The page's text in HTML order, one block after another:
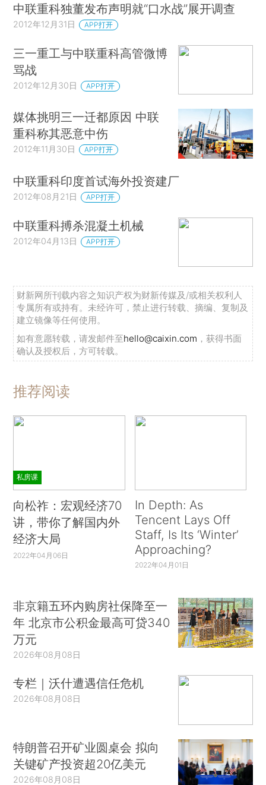
中联重科独董发布声明就“口水战”展开调查
2012年12月31日 APP打开
三一重工与中联重科高管微博
骂战
2012年12月30日 APP打开
媒体挑明三一迁都原因 中联
重科称其恶意中伤
2012年11月30日 APP打开
中联重科印度首试海外投资建厂
2012年08月21日 APP打开
中联重科搏杀混凝土机械
2012年04月13日 APP打开
财新网所刊载内容之知识产权为财新传媒及/或相关权利人
专属所有或持有。未经许可，禁止进行转载、摘编、复制及
建立镜像等任何使用。
如有意愿转载，请发邮件至hello@caixin.com ，获得书面
确认及授权后，方可转载。
推荐阅读
私房课
向松祚：宏观经济70
讲，带你了解国内外
经济大局
2022年04月06日
In Depth: As
Tencent Lays Off
Staff, Is Its ‘Winter’
Approaching?
2022年04月01日
非京籍五环内购房社保降至一
年 北京市公积金最高可贷340
万元
2026年08月08日
专栏｜沃什遭遇信任危机
2026年08月08日
特朗普召开矿业圆桌会 拟向
关键矿产投资超20亿美元
2026年08月08日